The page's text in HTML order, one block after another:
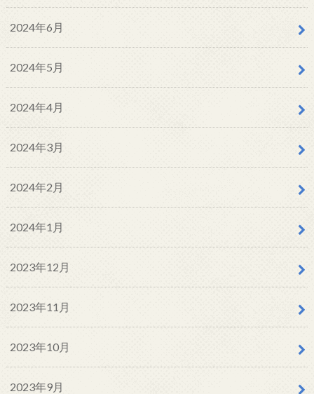
2024年6月
2024年5月
2024年4月
2024年3月
2024年2月
2024年1月
2023年12月
2023年11月
2023年10月
2023年9月